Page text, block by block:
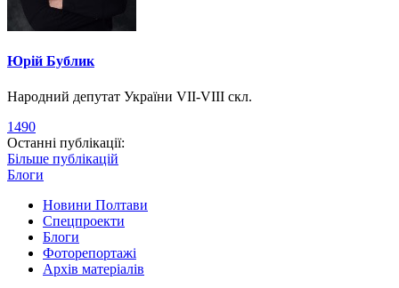
Юрій Бублик
Народний депутат України VII-VIII скл.
1490
Останні публікації:
Більше публікацій
Блоги
Новини Полтави
Спецпроекти
Блоги
Фоторепортажі
Архів матеріалів